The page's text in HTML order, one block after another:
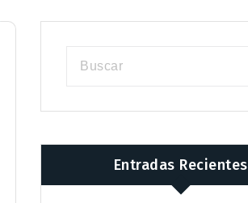
Entradas Recientes